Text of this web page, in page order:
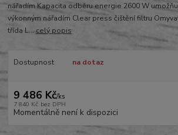
nářadím Kapacita odběru energie 2600 W
výkonným nářadím Clear press čištění filtru
třída L... celý popis
Dostupnost na dotaz
9 486 Kč/ks
7 840 Kč bez DPH
Momentálně není k dispozici